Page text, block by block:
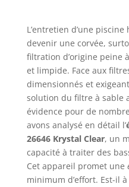
L’entretien d’une
devenir une corvée,
filtration d’origine peine
et limpide. Face aux
dimensionnés et
solution du filtre à sable
évidence pour de
avons analysé en détail l’
26646 Krystal Clear, un
capacité à traiter des
Cet appareil promet une
minimum d’effort. Est-il